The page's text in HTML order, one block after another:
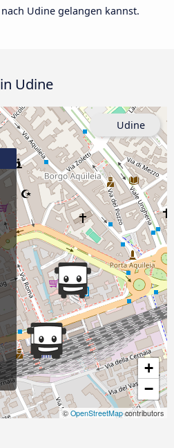
Udine gelangen kannst.
Udine
+
−
© OpenStreetMapcontributors
Udine